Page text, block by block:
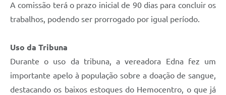
A comissão terá o prazo inicial de 90 dias para concluir os
trabalhos, podendo ser prorrogado por igual período.
Uso da Tribuna
Durante o uso da tribuna, a vereadora Edna fez um
importante apelo à população sobre a doação de sangue,
destacando os baixos estoques do Hemocentro, o que já